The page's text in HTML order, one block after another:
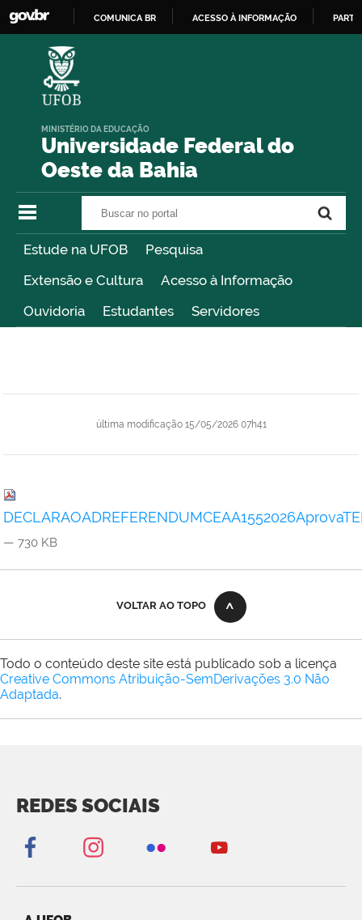
COMUNICA BR ACESSO À INFORMAÇÃO
Universidade Federal do
Oeste da Bahia
MINISTÉRIO DA EDUCAÇÃO
Estude na UFOB
Pesquisa
Extensão e Cultura
Acesso à Informação
Ouvidoria
Estudantes Servidores
última modificação15/05/2026 07h41
— 730 KB
VOLTAR AO TOPO
Todo o conteúdo deste site está publicado sob a licença
Creative Commons Atribuição-SemDerivações 3.0 Não
Adaptada.
REDES SOCIAIS